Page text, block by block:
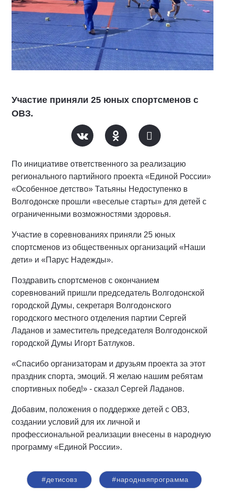
Участие приняли 25 юных спортсменов с
ОВЗ.
По инициативе ответственного за реализацию
регионального партийного проекта «Единой России»
«Особенное детство» Татьяны Недоступенко в
Волгодонске прошли «веселые старты» для детей с
ограниченными возможностями здоровья.
Участие в соревнованиях приняли 25 юных
спортсменов из общественных организаций «Наши
дети» и «Парус Надежды».
Поздравить спортсменов с окончанием
соревнований пришли председатель Волгодонской
городской Думы, секретаря Волгодонского
городского местного отделения партии Сергей
Ладанов и заместитель председателя Волгодонской
городской Думы Игорт Батлуков.
«Спасибо организаторам и друзьям проекта за этот
праздник спорта, эмоций. Я желаю нашим ребятам
спортивных побед!» - сказал Сергей Ладанов.
Добавим, положения о поддержке детей с ОВЗ,
создании условий для их личной и
профессиональной реализации внесены в народную
программу «Единой России».
#детисовз #народнаяпрограмма